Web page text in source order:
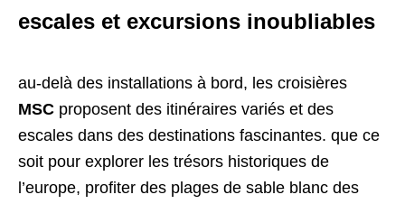
escales et excursions inoubliables
au-delà des installations à bord, les croisières
MSC proposent des itinéraires variés et des
escales dans des destinations fascinantes. que ce
soit pour explorer les trésors historiques de
l’europe, profiter des plages de sable blanc des